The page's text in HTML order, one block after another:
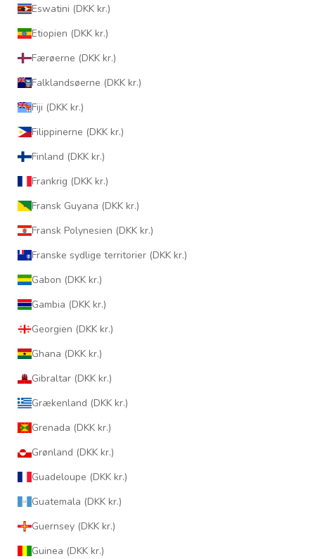
Eswatini (DKK kr.)
Etiopien (DKK kr.)
Færøerne (DKK kr.)
Falklandsøerne (DKK kr.)
Fiji (DKK kr.)
Filippinerne (DKK kr.)
Finland (DKK kr.)
Frankrig (DKK kr.)
Fransk Guyana (DKK kr.)
Fransk Polynesien (DKK kr.)
Franske sydlige territorier (DKK kr.)
Gabon (DKK kr.)
Gambia (DKK kr.)
Georgien (DKK kr.)
Ghana (DKK kr.)
Gibraltar (DKK kr.)
Grækenland (DKK kr.)
Grenada (DKK kr.)
Grønland (DKK kr.)
Guadeloupe (DKK kr.)
Guatemala (DKK kr.)
Guernsey (DKK kr.)
Guinea (DKK kr.)